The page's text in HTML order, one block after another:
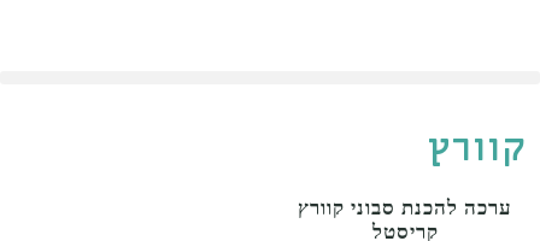
קוורץ
ערכה להכנת סבוני קוורץ
קריסטל